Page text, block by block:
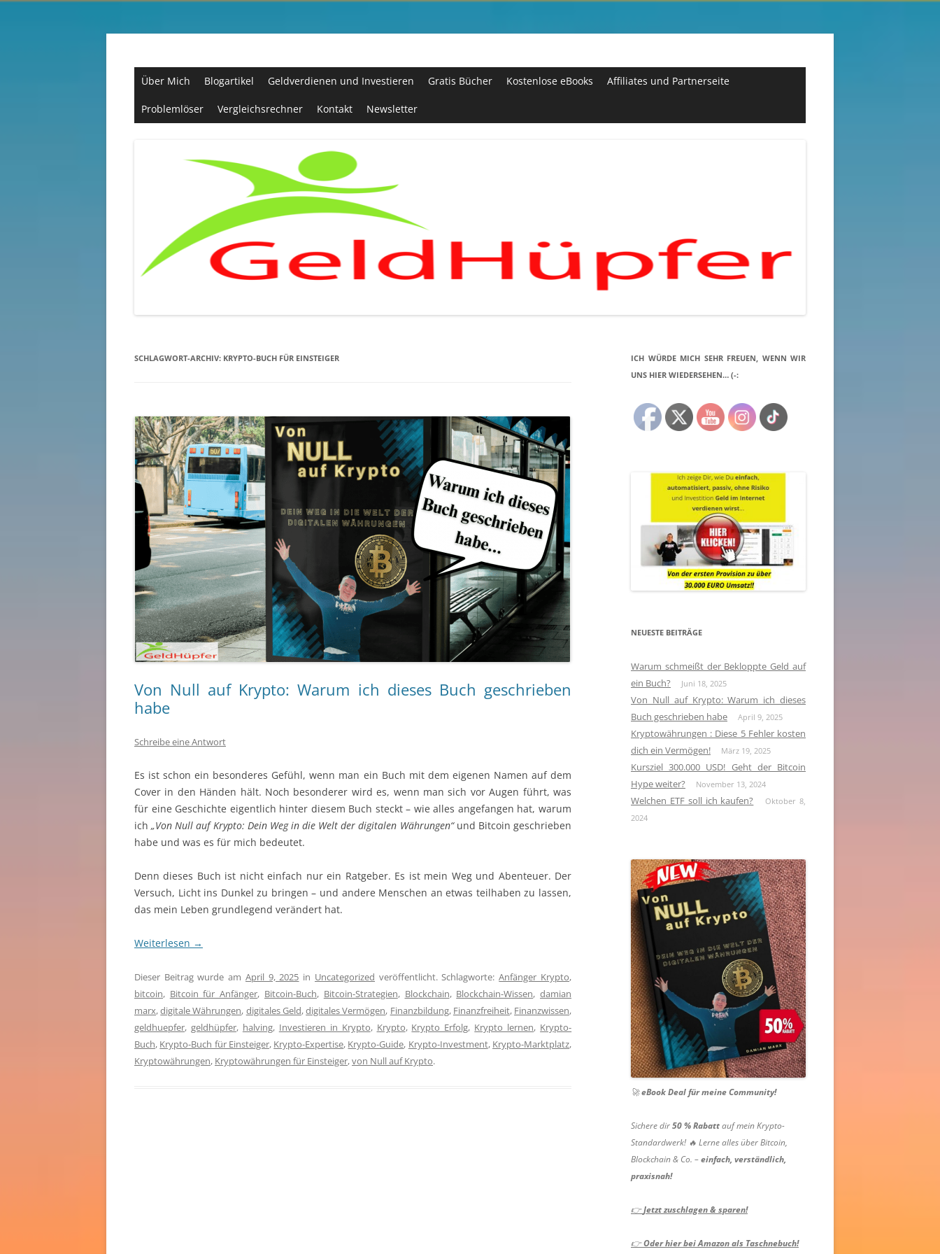
Zum
Über Mich Blogartikel Geldverdienen und Investieren Gratis Bücher Kostenlose eBooks Affiliates und Partnerseite
Problemlöser Vergleichsrechner Kontakt Newsletter
SCHLAGWORT-ARCHIV: KRYPTO-BUCH FÜR EINSTEIGER
Von Null auf Krypto: Warum ich dieses Buch geschrieben
habe
Schreibe eine Antwort
Es ist schon ein besonderes Gefühl, wenn man ein Buch mit dem eigenen Namen auf dem
Cover in den Händen hält. Noch besonderer wird es, wenn man sich vor Augen führt, was
für eine Geschichte eigentlich hinter diesem Buch steckt – wie alles angefangen hat, warum
ich„Von Null auf Krypto: Dein Weg in die Welt der digitalen Währungen“und Bitcoin geschrieben
habe und was es für mich bedeutet.
Denn dieses Buch ist nicht einfach nur ein Ratgeber. Es ist mein Weg und Abenteuer. Der
Versuch, Licht ins Dunkel zu bringen – und andere Menschen an etwas teilhaben zu lassen,
das mein Leben grundlegend verändert hat.
Weiterlesen →
Dieser Beitrag wurde am April 9, 2025 in Uncategorized veröffentlicht. Schlagworte:Anfänger Krypto,
bitcoin, Bitcoin für Anfänger, Bitcoin-Buch, Bitcoin-Strategien, Blockchain, Blockchain-Wissen, damian
marx,digitale Währungen, digitales Geld,digitales Vermögen, Finanzbildung, Finanzfreiheit, Finanzwissen,
geldhuepfer, geldhüpfer, halving, Investieren in Krypto, Krypto, Krypto Erfolg, Krypto lernen, Krypto-
Buch, Krypto-Buch für Einsteiger, Krypto-Expertise, Krypto-Guide, Krypto-Investment, Krypto-Marktplatz,
Kryptowährungen, Kryptowährungen für Einsteiger,von Null auf Krypto.
ICH WÜRDE MICH SEHR FREUEN, WENN WIR
UNS HIER WIEDERSEHEN… (-:
NEUESTE BEITRÄGE
Warum schmeißt der Bekloppte Geld auf
ein Buch?
Juni 18, 2025
Von Null auf Krypto: Warum ich dieses
Buch geschrieben habe
April 9, 2025
Kryptowährungen : Diese 5 Fehler kosten
dich ein Vermögen!
März 19, 2025
Kursziel 300.000 USD! Geht der Bitcoin
Hype weiter?
November 13, 2024
Welchen ETF soll ich kaufen?
Oktober 8,
2024
🚀eBook Deal für meine Community!
Sichere dir50 % Rabattauf mein Krypto-
Standardwerk! 🔥 Lerne alles über Bitcoin,
Blockchain & Co. –einfach, verständlich,
praxisnah!
👉Jetzt zuschlagen & sparen!
👉Oder hier bei Amazon als Taschnebuch!